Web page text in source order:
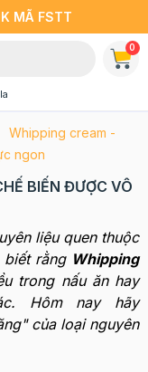
MÃ FSTT
0
Whipping cream -
ngon
BIẾN ĐƯỢC VÔ
liệu quen thuộc
biết rằng Whipping
trong nấu ăn hay
Hôm nay hãy
của loại nguyên